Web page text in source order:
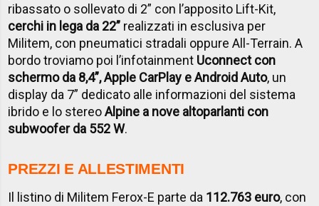
ribassato o sollevato di 2” con l’apposito Lift-Kit,
cerchi in lega da 22” realizzati in esclusiva per
Militem, con pneumatici stradali oppure All-Terrain. A
bordo troviamo poi l’infotainment Uconnect con
schermo da 8,4”, Apple CarPlay e Android Auto, un
display da 7” dedicato alle informazioni del sistema
ibrido e lo stereoAlpine a nove altoparlanti con
subwoofer da 552 W.
PREZZI E ALLESTIMENTI
Il listino di Militem Ferox-E parte da 112.763 euro, con